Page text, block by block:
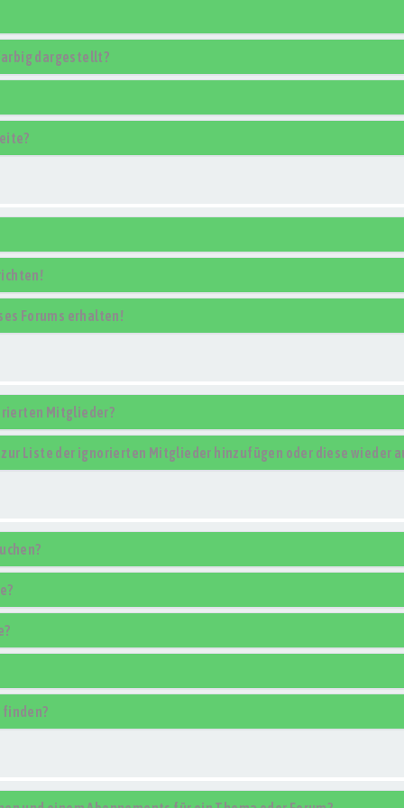
dargestellt?
Forums erhalten!
Mitglieder?
Liste der ignorierten Mitglieder hinzufügen oder diese wieder
finden?